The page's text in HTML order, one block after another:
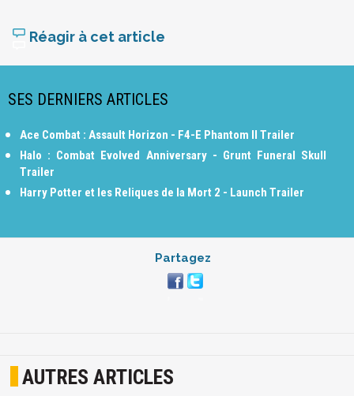
Réagir à cet article
SES DERNIERS ARTICLES
Ace Combat : Assault Horizon - F4-E Phantom II Trailer
Halo : Combat Evolved Anniversary - Grunt Funeral Skull
Trailer
Harry Potter et les Reliques de la Mort 2 - Launch Trailer
Partagez
AUTRES ARTICLES